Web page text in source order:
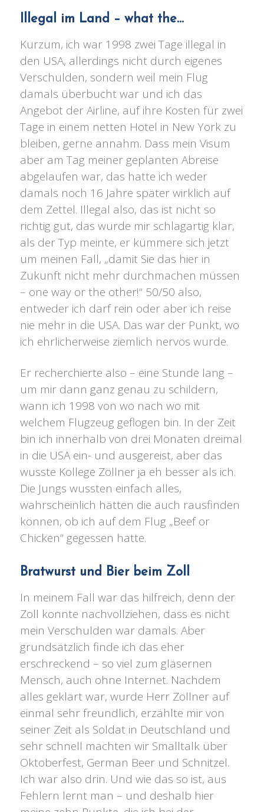
Illegal im Land – what the…
Kurzum, ich war 1998 zwei Tage illegal in
den USA, allerdings nicht durch eigenes
Verschulden, sondern weil mein Flug
damals überbucht war und ich das
Angebot der Airline, auf ihre Kosten für zwei
Tage in einem netten Hotel in New York zu
bleiben, gerne annahm. Dass mein Visum
aber am Tag meiner geplanten Abreise
abgelaufen war, das hatte ich weder
damals noch 16 Jahre später wirklich auf
dem Zettel. Illegal also, das ist nicht so
richtig gut, das wurde mir schlagartig klar,
als der Typ meinte, er kümmere sich jetzt
um meinen Fall, „damit Sie das hier in
Zukunft nicht mehr durchmachen müssen
– one way or the other!“ 50/50 also,
entweder ich darf rein oder aber ich reise
nie mehr in die USA. Das war der Punkt, wo
ich ehrlicherweise ziemlich nervös wurde.
Er recherchierte also – eine Stunde lang –
um mir dann ganz genau zu schildern,
wann ich 1998 von wo nach wo mit
welchem Flugzeug geflogen bin. In der Zeit
bin ich innerhalb von drei Monaten dreimal
in die USA ein- und ausgereist, aber das
wusste Kollege Zöllner ja eh besser als ich.
Die Jungs wussten einfach alles,
wahrscheinlich hätten die auch rausfinden
können, ob ich auf dem Flug „Beef or
Chicken“ gegessen hatte.
Bratwurst und Bier beim Zoll
In meinem Fall war das hilfreich, denn der
Zoll konnte nachvollziehen, dass es nicht
mein Verschulden war damals. Aber
grundsätzlich finde ich das eher
erschreckend – so viel zum gläsernen
Mensch, auch ohne Internet. Nachdem
alles geklärt war, wurde Herr Zöllner auf
einmal sehr freundlich, erzählte mir von
seiner Zeit als Soldat in Deutschland und
sehr schnell machten wir Smalltalk über
Oktoberfest, German Beer und Schnitzel.
Ich war also drin. Und wie das so ist, aus
Fehlern lernt man – und deshalb hier